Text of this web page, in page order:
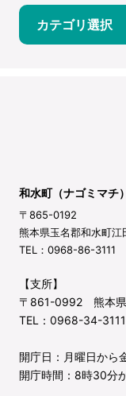
カテゴリ選択
和水町（ナゴミマチ）
〒865-0192
熊本県玉名郡和水町
TEL：0968-86-3111
【支所】
〒861-0992 熊本県
TEL：0968-34-3111
開庁日：月曜日から
開庁時間：8時30分